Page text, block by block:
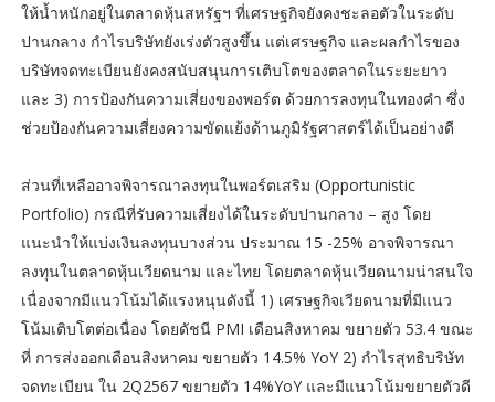
ให้น้ำหนักอยู่ในตลาดหุ้นสหรัฐฯ ที่เศรษฐกิจยังคงชะลอตัวในระดับ
ปานกลาง กำไรบริษัทยังเร่งตัวสูงขึ้น แต่เศรษฐกิจ และผลกำไรของ
บริษัทจดทะเบียนยังคงสนับสนุนการเติบโตของตลาดในระยะยาว
และ 3) การป้องกันความเสี่ยงของพอร์ต ด้วยการลงทุนในทองคำ ซึ่ง
ช่วยป้องกันความเสี่ยงความขัดแย้งด้านภูมิรัฐศาสตร์ได้เป็นอย่างดี
ส่วนที่เหลืออาจพิจารณาลงทุนในพอร์ตเสริม (Opportunistic
Portfolio) กรณีที่รับความเสี่ยงได้ในระดับปานกลาง – สูง โดย
แนะนำให้แบ่งเงินลงทุนบางส่วน ประมาณ 15 -25% อาจพิจารณา
ลงทุนในตลาดหุ้นเวียดนาม และไทย โดยตลาดหุ้นเวียดนามน่าสนใจ
เนื่องจากมีแนวโน้มได้แรงหนุนดังนี้ 1) เศรษฐกิจเวียดนามที่มีแนว
โน้มเติบโตต่อเนื่อง โดยดัชนี PMI เดือนสิงหาคม ขยายตัว 53.4 ขณะ
ที่ การส่งออกเดือนสิงหาคม ขยายตัว 14.5% YoY 2) กำไรสุทธิบริษัท
จดทะเบียน ใน 2Q2567 ขยายตัว 14%YoY และมีแนวโน้มขยายตัวดี